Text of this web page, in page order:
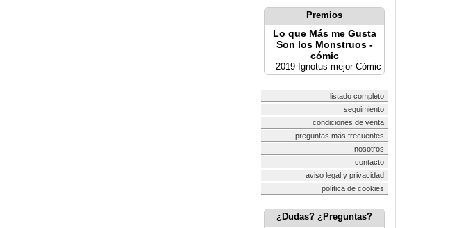
Premios
Lo que Más me Gusta
Son los Monstruos -
cómic
2019 Ignotus mejor Cómic
listado completo
seguimiento
condiciones de venta
preguntas más frecuentes
nosotros
contacto
aviso legal y privacidad
política de cookies
¿Dudas? ¿Preguntas?